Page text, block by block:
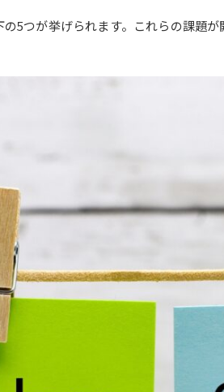
5つが挙げられます。これらの課題